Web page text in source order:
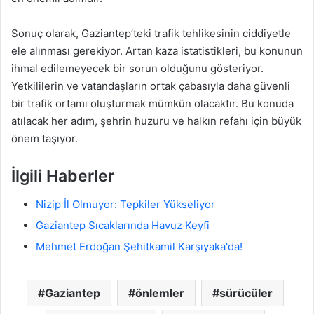
Sonuç olarak, Gaziantep’teki trafik tehlikesinin ciddiyetle
ele alınması gerekiyor. Artan kaza istatistikleri, bu konunun
ihmal edilemeyecek bir sorun olduğunu gösteriyor.
Yetkililerin ve vatandaşların ortak çabasıyla daha güvenli
bir trafik ortamı oluşturmak mümkün olacaktır. Bu konuda
atılacak her adım, şehrin huzuru ve halkın refahı için büyük
önem taşıyor.
İlgili Haberler
Nizip İl Olmuyor: Tepkiler Yükseliyor
Gaziantep Sıcaklarında Havuz Keyfi
Mehmet Erdoğan Şehitkamil Karşıyaka'da!
Gaziantep önlemler sürücüler